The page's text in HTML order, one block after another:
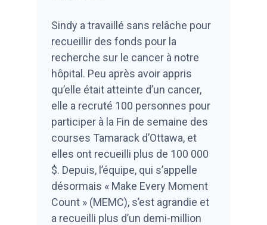
Sindy a travaillé sans relâche pour
recueillir des fonds pour la
recherche sur le cancer à notre
hôpital. Peu après avoir appris
qu’elle était atteinte d’un cancer,
elle a recruté 100 personnes pour
participer à la Fin de semaine des
courses Tamarack d’Ottawa, et
elles ont recueilli plus de 100 000
$. Depuis, l’équipe, qui s’appelle
désormais « Make Every Moment
Count » (MEMC), s’est agrandie et
a recueilli plus d’un demi-million